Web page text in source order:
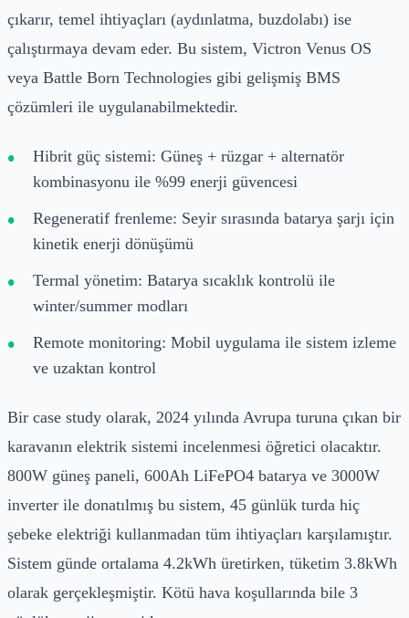
çıkarır, temel ihtiyaçları (aydınlatma, buzdolabı) ise
çalıştırmaya devam eder. Bu sistem, Victron Venus OS
veya Battle Born Technologies gibi gelişmiş BMS
çözümleri ile uygulanabilmektedir.
Hibrit güç sistemi: Güneş + rüzgar + alternatör
kombinasyonu ile %99 enerji güvencesi
Regeneratif frenleme: Seyir sırasında batarya şarjı için
kinetik enerji dönüşümü
Termal yönetim: Batarya sıcaklık kontrolü ile
winter/summer modları
Remote monitoring: Mobil uygulama ile sistem izleme
ve uzaktan kontrol
Bir case study olarak, 2024 yılında Avrupa turuna çıkan bir
karavanın elektrik sistemi incelenmesi öğretici olacaktır.
800W güneş paneli, 600Ah LiFePO4 batarya ve 3000W
inverter ile donatılmış bu sistem, 45 günlük turda hiç
şebeke elektriği kullanmadan tüm ihtiyaçları karşılamıştır.
Sistem günde ortalama 4.2kWh üretirken, tüketim 3.8kWh
olarak gerçekleşmiştir. Kötü hava koşullarında bile 3